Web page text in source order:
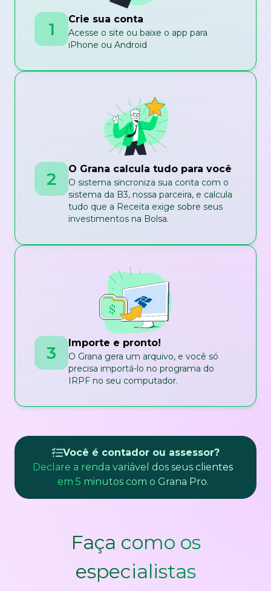
1 Crie sua conta
Acesse o site ou baixe o app para
iPhone ou Android
2 O Grana calcula tudo para você
O sistema sincroniza sua conta com o
sistema da B3, nossa parceira, e calcula
tudo que a Receita exige sobre seus
investimentos na Bolsa.
3 Importe e pronto!
O Grana gera um arquivo, e você só
precisa importá-lo no programa do
IRPF no seu computador.
Você é contador ou assessor?
Declare a renda variável dos seus clientes
em 5 minutos com o Grana Pro.
Faça como os
especialistas